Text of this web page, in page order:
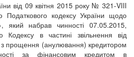
від 09 квітня 2015 року № 321-VIII
кодексу України щодо
який набрав чинності 07.05.2015,
Кодексу в частині звільнення від
з прощення (анулювання) кредитором
за фінансовим кредитом в